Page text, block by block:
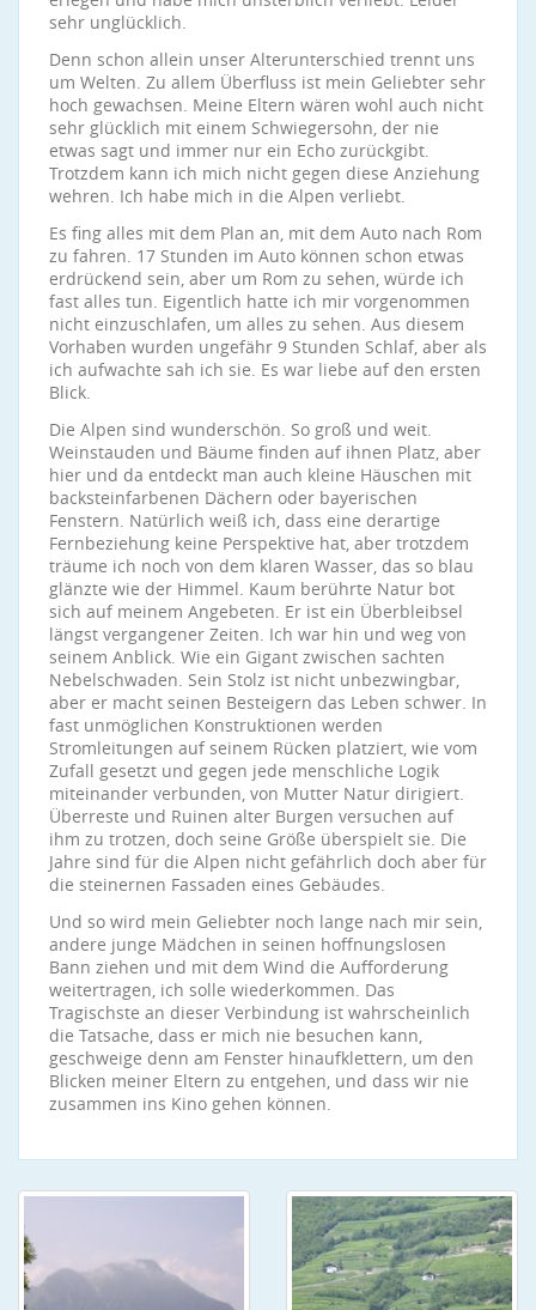
sehr unglücklich.
Denn schon allein unser Alterunterschied trennt uns
um Welten. Zu allem Überfluss ist mein Geliebter sehr
hoch gewachsen. Meine Eltern wären wohl auch nicht
sehr glücklich mit einem Schwiegersohn, der nie
etwas sagt und immer nur ein Echo zurückgibt.
Trotzdem kann ich mich nicht gegen diese Anziehung
wehren. Ich habe mich in die Alpen verliebt.
Es fing alles mit dem Plan an, mit dem Auto nach Rom
zu fahren. 17 Stunden im Auto können schon etwas
erdrückend sein, aber um Rom zu sehen, würde ich
fast alles tun. Eigentlich hatte ich mir vorgenommen
nicht einzuschlafen, um alles zu sehen. Aus diesem
Vorhaben wurden ungefähr 9 Stunden Schlaf, aber als
ich aufwachte sah ich sie. Es war liebe auf den ersten
Blick.
Die Alpen sind wunderschön. So groß und weit.
Weinstauden und Bäume finden auf ihnen Platz, aber
hier und da entdeckt man auch kleine Häuschen mit
backsteinfarbenen Dächern oder bayerischen
Fenstern. Natürlich weiß ich, dass eine derartige
Fernbeziehung keine Perspektive hat, aber trotzdem
träume ich noch von dem klaren Wasser, das so blau
glänzte wie der Himmel. Kaum berührte Natur bot
sich auf meinem Angebeten. Er ist ein Überbleibsel
längst vergangener Zeiten. Ich war hin und weg von
seinem Anblick. Wie ein Gigant zwischen sachten
Nebelschwaden. Sein Stolz ist nicht unbezwingbar,
aber er macht seinen Besteigern das Leben schwer. In
fast unmöglichen Konstruktionen werden
Stromleitungen auf seinem Rücken platziert, wie vom
Zufall gesetzt und gegen jede menschliche Logik
miteinander verbunden, von Mutter Natur dirigiert.
Überreste und Ruinen alter Burgen versuchen auf
ihm zu trotzen, doch seine Größe überspielt sie. Die
Jahre sind für die Alpen nicht gefährlich doch aber für
die steinernen Fassaden eines Gebäudes.
Und so wird mein Geliebter noch lange nach mir sein,
andere junge Mädchen in seinen hoffnungslosen
Bann ziehen und mit dem Wind die Aufforderung
weitertragen, ich solle wiederkommen. Das
Tragischste an dieser Verbindung ist wahrscheinlich
die Tatsache, dass er mich nie besuchen kann,
geschweige denn am Fenster hinaufklettern, um den
Blicken meiner Eltern zu entgehen, und dass wir nie
zusammen ins Kino gehen können.